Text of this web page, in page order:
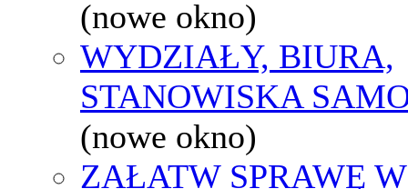
(nowe okno)
WYDZIAŁY, BIURA,
STANOWISKA
(nowe okno)
ZAŁATW SPRAWĘ W